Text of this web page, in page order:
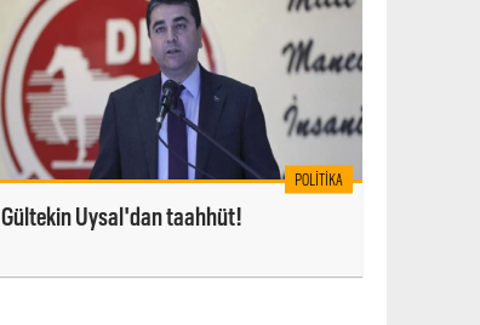
POLITIKA
Gültekin Uysal'dan taahhüt!